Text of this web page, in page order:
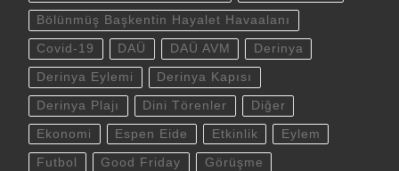
Bölünmüş Başkentin Hayalet Havaalanı
Covid-19 DAÜ DAÜ AVM Derinya
Derinya Eylemi Derinya Kapısı
Derinya Plajı Dini Törenler Diğer
Ekonomi Espen Eide Etkinlik Eylem
Futbol Good Friday Görüşme